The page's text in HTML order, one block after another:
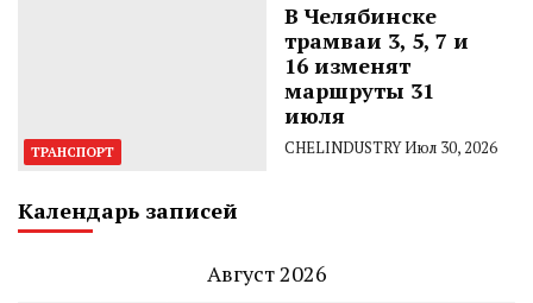
ТРАНСПОРТ
В Челябинске
трамваи 3, 5, 7 и
16 изменят
маршруты 31
июля
CHELINDUSTRYИюл 30, 2026
Календарь записей
Август 2026